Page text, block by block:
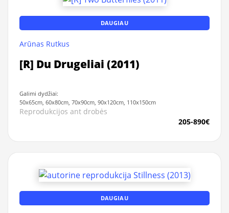
DAUGIAU
Arūnas Rutkus
[R] Du Drugeliai (2011)
Galimi dydžiai:
50x65cm, 60x80cm, 70x90cm, 90x120cm, 110x150cm
Reprodukcijos ant drobės
205-890€
DAUGIAU